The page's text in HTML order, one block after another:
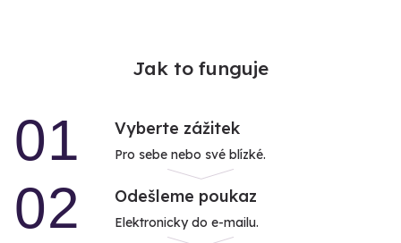
Jak to funguje
01 Vyberte zážitek
Pro sebe nebo své blízké.
02 Odešleme poukaz
Elektronicky do e-mailu.